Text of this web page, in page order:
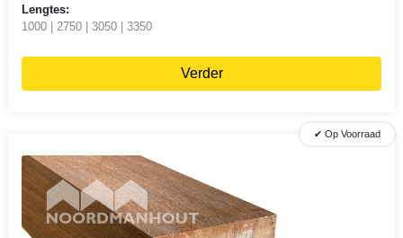
Lengtes:
1000 | 2750 | 3050 | 3350
Verder
✔ Op Voorraad